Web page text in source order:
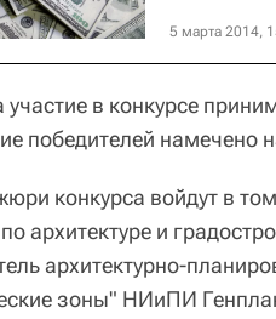
5 марта 2014,
участие в конкурсе
победителей намечено
конкурса войдут в
архитектуре и
архитектурно-
зоны" НИиПИ